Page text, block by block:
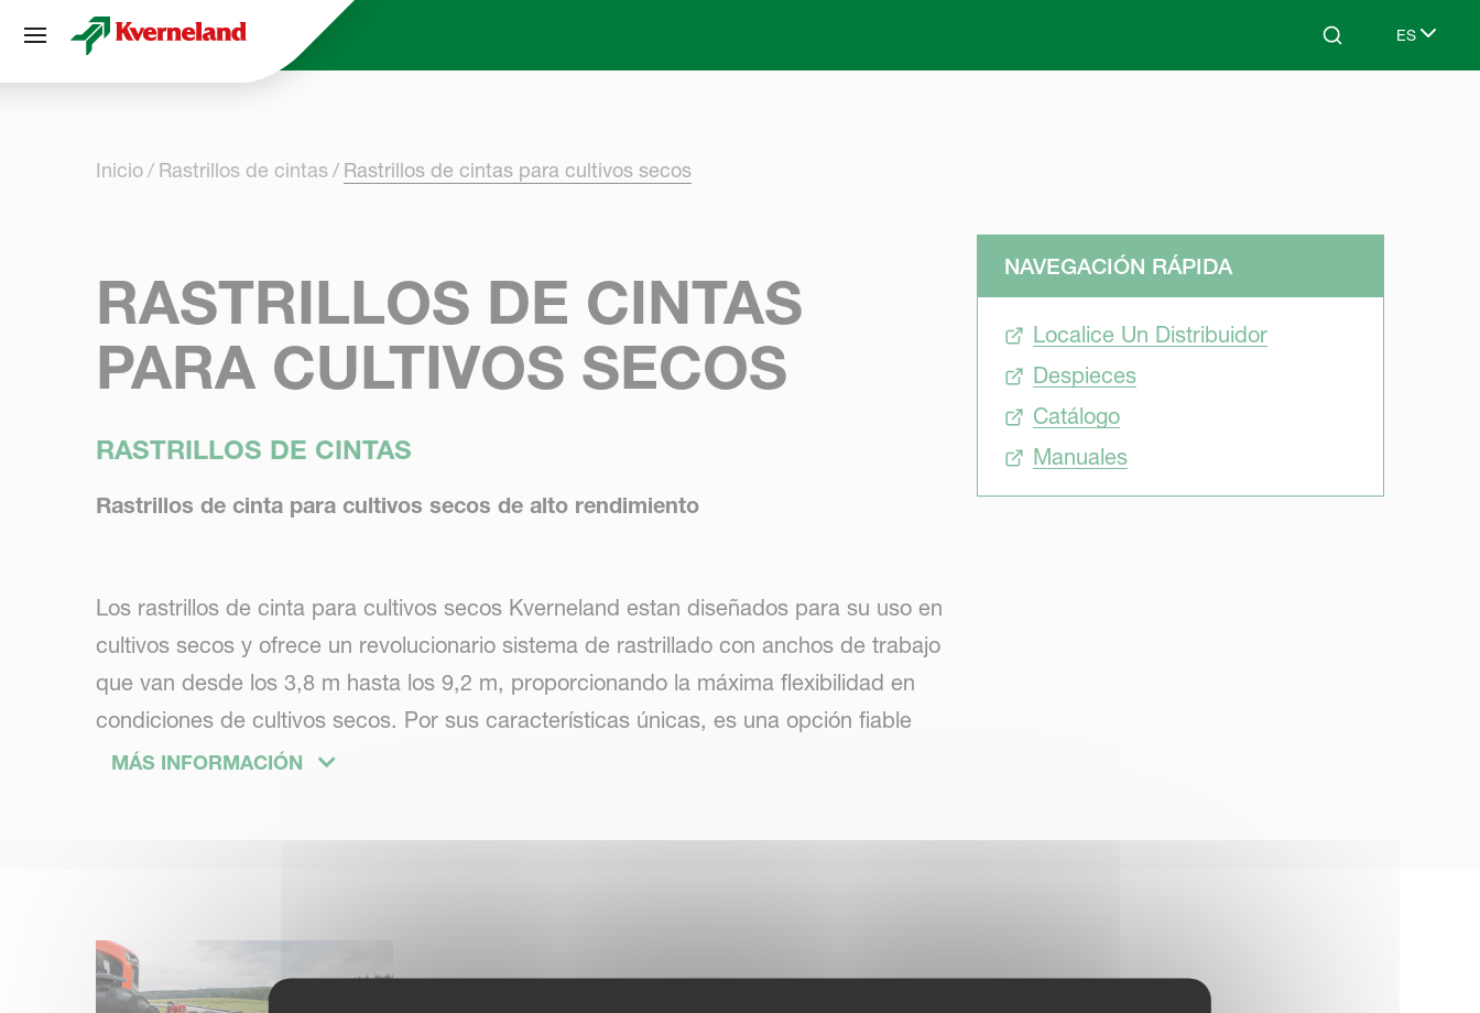
Search ES
Select
Inicio Rastrillos de cintas Rastrillos de cintas para cultivos secos
RASTRILLOS DE CINTAS
PARA CULTIVOS SECOS
RASTRILLOS DE CINTAS
Rastrillos de cinta para cultivos secos de alto rendimiento
Los rastrillos de cinta para cultivos secos Kverneland estan diseñados para su uso en
cultivos secos y ofrece un revolucionario sistema de rastrillado con anchos de trabajo
que van desde los 3,8 m hasta los 9,2 m, proporcionando la máxima flexibilidad en
condiciones de cultivos secos. Por sus características únicas, es una opción fiable
para los agricultores, que garantiza una cosecha de alta calidad.
MÁS INFORMACIÓN
NAVEGACIÓN RÁPIDA
Localice Un Distribuidor
Despieces
Catálogo
Manuales
Panel de gestión de cookies